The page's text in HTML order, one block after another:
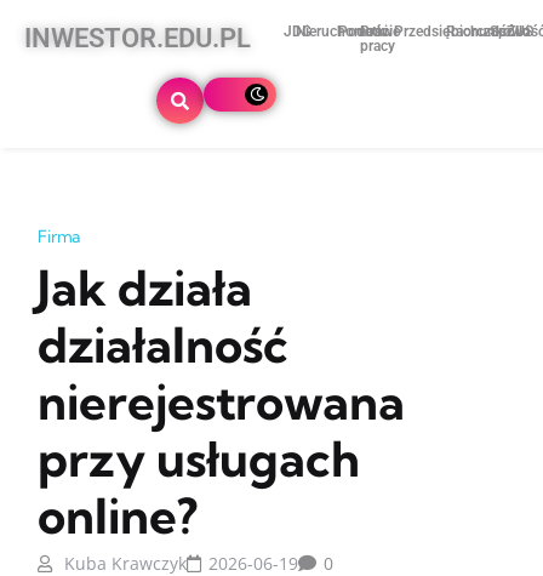
INWESTOR.EDU.PL JDGNieruchomości
Podatki
Prawo
pracy
Przedsiębiorczość
Spółki
ZUS
Firma
Jak działa
działalność
nierejestrowana
przy usługach
online?
Kuba Krawczyk 2026-06-19 0